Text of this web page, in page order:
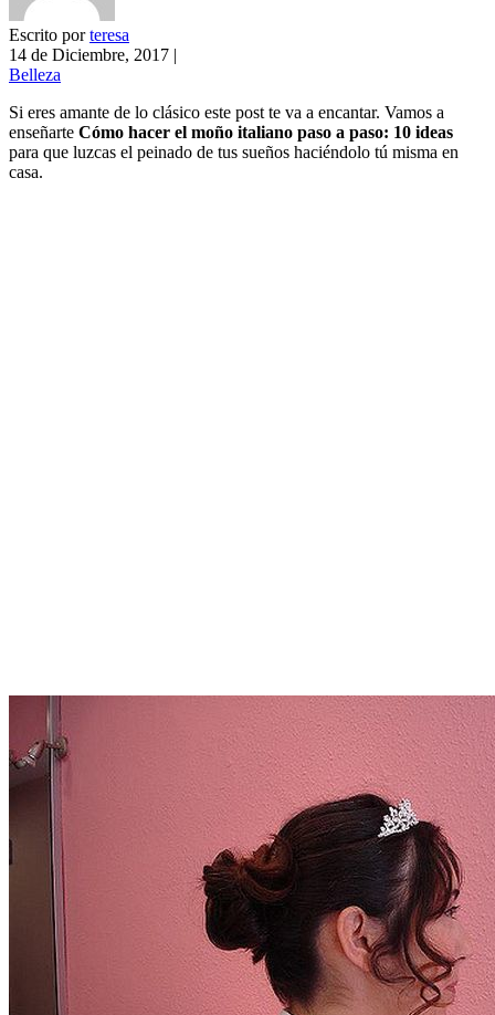
Escrito porteresa
14 de Diciembre, 2017 |
Belleza
Si eres amante de lo clásico este post te va a encantar. Vamos a
enseñarte Cómo hacer el moño italiano paso a paso: 10 ideas
para que luzcas el peinado de tus sueños haciéndolo tú misma en
casa.